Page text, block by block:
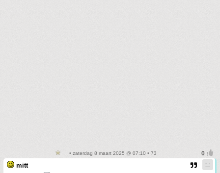
• zaterdag 8 maart 2025 @ 07:10 • 73
mitt